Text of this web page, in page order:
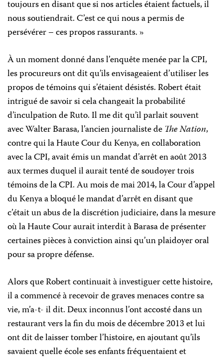
toujours en disant que si nos articles étaient factuels, il
nous soutiendrait. C’est ce qui nous a permis de
persévérer – ces propos rassurants. »
À un moment donné dans l’enquête menée par la CPI,
les procureurs ont dit qu’ils envisageaient d’utiliser les
propos de témoins qui s’étaient désistés. Robert était
intrigué de savoir si cela changeait la probabilité
d’inculpation de Ruto. Il me dit qu’il parlait souvent
avec Walter Barasa, l’ancien journaliste de The Nation,
contre qui la Haute Cour du Kenya, en collaboration
avec la CPI, avait émis un mandat d’arrêt en août 2013
aux termes duquel il aurait tenté de soudoyer trois
témoins de la CPI. Au mois de mai 2014, la Cour d’appel
du Kenya a bloqué le mandat d’arrêt en disant que
c’était un abus de la discrétion judiciaire, dans la mesure
où la Haute Cour aurait interdit à Barasa de présenter
certaines pièces à conviction ainsi qu’un plaidoyer oral
pour sa propre défense.
Alors que Robert continuait à investiguer cette histoire,
il a commencé à recevoir de graves menaces contre sa
vie, m’a-t- il dit. Deux inconnus l’ont accosté dans un
restaurant vers la fin du mois de décembre 2013 et lui
ont dit de laisser tomber l’histoire, en ajoutant qu’ils
savaient quelle école ses enfants fréquentaient et